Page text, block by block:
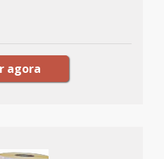
agora